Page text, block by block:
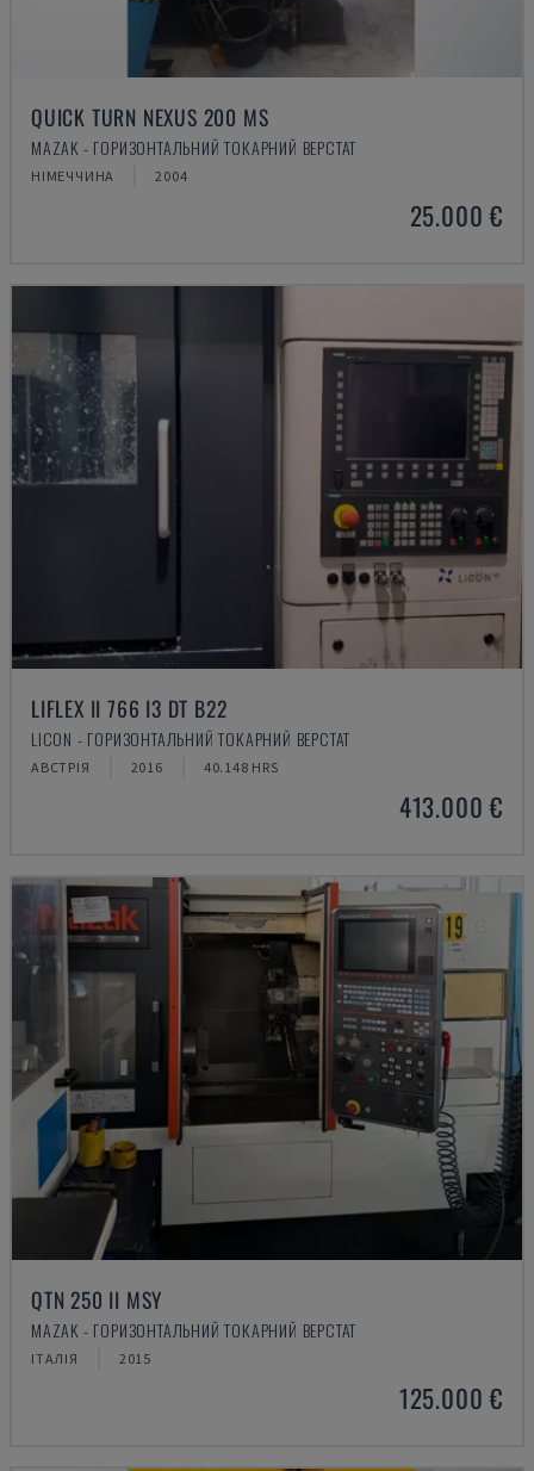
QUICK TURN NEXUS 200 MS
MAZAK - ГОРИЗОНТАЛЬНИЙ ТОКАРНИЙ ВЕРСТАТ
НІМЕЧЧИНА 2004
25.000 €
LIFLEX II 766 I3 DT B22
LICON - ГОРИЗОНТАЛЬНИЙ ТОКАРНИЙ ВЕРСТАТ
АВСТРІЯ 2016 40.148 HRS
413.000 €
QTN 250 II MSY
MAZAK - ГОРИЗОНТАЛЬНИЙ ТОКАРНИЙ ВЕРСТАТ
ІТАЛІЯ 2015
125.000 €